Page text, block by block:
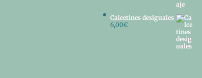
Calcetines desiguales
6,00€